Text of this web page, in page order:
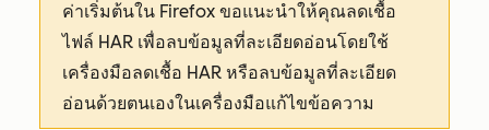
ค่าเริ่มต้นใน Firefox ขอแนะนำให้คุณลดเชื้อ
ไฟล์ HAR เพื่อลบข้อมูลที่ละเอียดอ่อนโดยใช้
เครื่องมือลดเชื้อ HAR หรือลบข้อมูลที่ละเอียด
อ่อนด้วยตนเองในเครื่องมือแก้ไขข้อความ